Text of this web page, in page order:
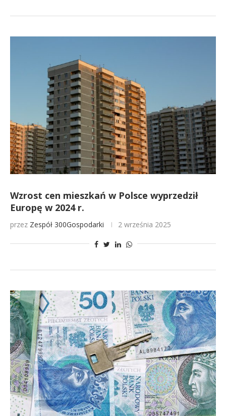
Wzrost cen mieszkań w Polsce wyprzedził
Europę w 2024 r.
przez Zespół 300Gospodarki 2 września 2025